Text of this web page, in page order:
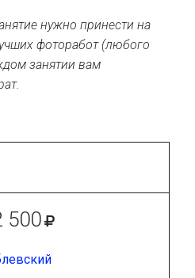
нужно принести на
фоторабот (любого
занятии вам
500